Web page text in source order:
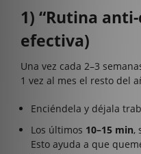
1) “Rutina
efectiva)
Una vez cada 2–3
1 vez al mes el resto del
Enciéndela y déjala
Los últimos 10–15 min,
Esto ayuda a que